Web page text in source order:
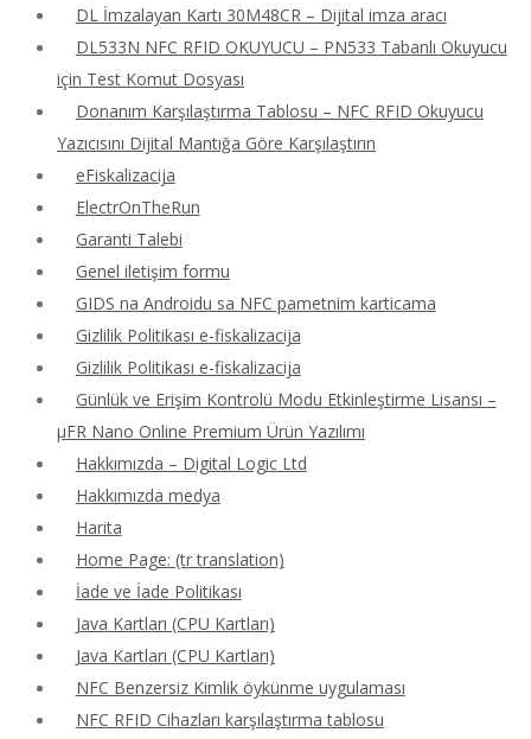
DL İmzalayan Kartı 30M48CR – Dijital imza aracı
DL533N NFC RFID OKUYUCU – PN533 Tabanlı Okuyucu
için Test Komut Dosyası
Donanım Karşılaştırma Tablosu – NFC RFID Okuyucu
Yazıcısını Dijital Mantığa Göre Karşılaştırın
eFiskalizacija
ElectrOnTheRun
Garanti Talebi
Genel iletişim formu
GIDS na Androidu sa NFC pametnim karticama
Gizlilik Politikası e-fiskalizacija
Gizlilik Politikası e-fiskalizacija
Günlük ve Erişim Kontrolü Modu Etkinleştirme Lisansı –
μFR Nano Online Premium Ürün Yazılımı
Hakkımızda – Digital Logic Ltd
Hakkımızda medya
Harita
Home Page: (tr translation)
İade ve İade Politikası
Java Kartları (CPU Kartları)
Java Kartları (CPU Kartları)
NFC Benzersiz Kimlik öykünme uygulaması
NFC RFID Cihazları karşılaştırma tablosu